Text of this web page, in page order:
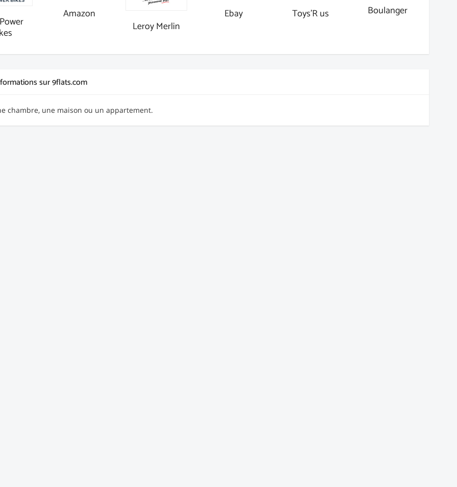
Amazon
Leroy Merlin
Ebay Toys'R us Boulanger
sur 9flats.com
chambre, une maison ou un appartement.